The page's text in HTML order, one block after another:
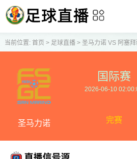
当前位置: 首页 > 足球直播> 圣马力诺 VS 阿塞
圣马力诺
国际赛
2026-06-10
完赛